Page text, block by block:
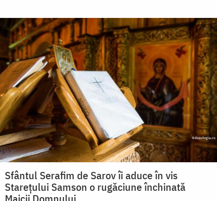
Sfântul Serafim de Sarov îi aduce în vis
Starețului Samson o rugăciune închinată